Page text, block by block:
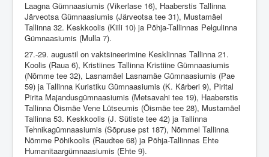
Laagna Gümnaasiumis (Vikerlase 16), Haaberstis Tallinna
Järveotsa Gümnaasiumis (Järveotsa tee 31), Mustamäel
Tallinna 32. Keskkoolis (Kiili 10) ja Põhja-Tallinnas Pelgulinna
Gümnaasiumis (Mulla 7).
27.-29. augustil on vaktsineerimine Kesklinnas Tallinna 21.
Koolis (Raua 6), Kristiines Tallinna Kristiine Gümnaasiumis
(Nõmme tee 32), Lasnamäel Lasnamäe Gümnaasiumis (Pae
59) ja Tallinna Kuristiku Gümnaasiumis (K. Kärberi 9), Pirital
Pirita Majandusgümnaasiumis (Metsavahi tee 19), Haaberstis
Tallinna Õismäe Vene Lütseumis (Õismäe tee 28), Mustamäel
Tallinna 53. Keskkoolis (J. Sütiste tee 42) ja Tallinna
Tehnikagümnaasiumis (Sõpruse pst 187), Nõmmel Tallinna
Nõmme Põhikoolis (Raudtee 68) ja Põhja-Tallinnas Ehte
Humanitaargümnaasiumis (Ehte 9).